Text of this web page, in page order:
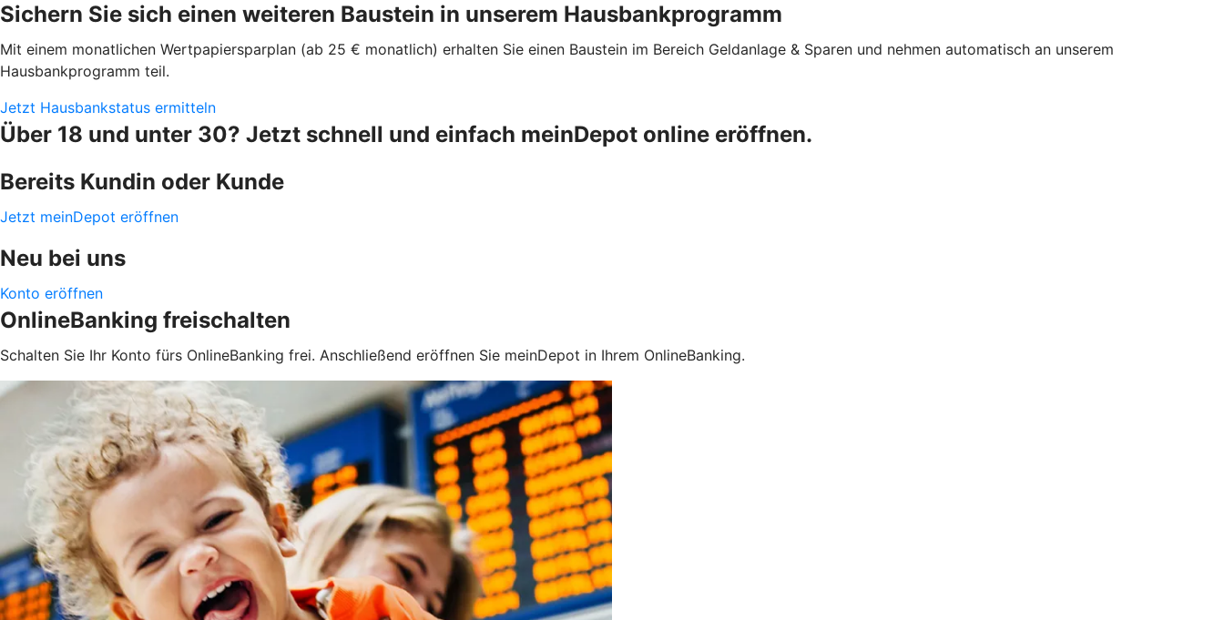
Sichern Sie sich einen weiteren Baustein in unserem Hausbankprogramm
Mit einem monatlichen Wertpapiersparplan (ab 25 € monatlich) erhalten Sie einen Baustein im Bereich Geldanlage & Sparen und nehmen automatisch an unserem
Hausbankprogramm teil.
Jetzt Hausbankstatus ermitteln
Über 18 und unter 30? Jetzt schnell und einfach meinDepot online eröffnen.
Bereits Kundin oder Kunde
Jetzt meinDepot eröffnen
Neu bei uns
Konto eröffnen
OnlineBanking freischalten
Schalten Sie Ihr Konto fürs OnlineBanking frei. Anschließend eröffnen Sie meinDepot in Ihrem OnlineBanking.